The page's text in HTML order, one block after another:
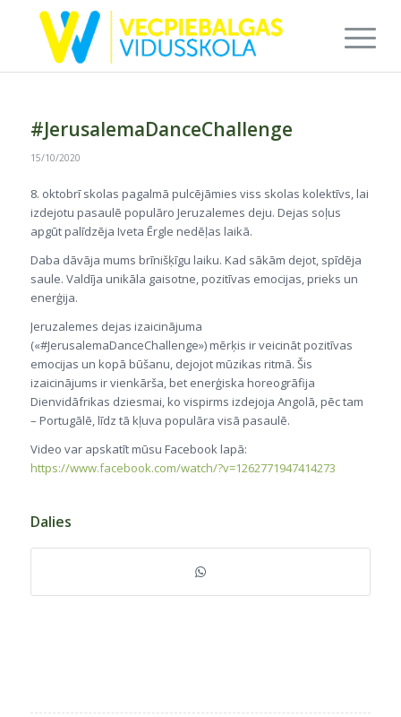
#JerusalemaDanceChallenge
15/10/2020
8. oktobrī skolas pagalmā pulcējāmies viss skolas kolektīvs, lai
izdejotu pasaulē populāro Jeruzalemes deju. Dejas soļus
apgūt palīdzēja Iveta Ērgle nedēļas laikā.
Daba dāvāja mums brīnišķīgu laiku. Kad sākām dejot, spīdēja
saule. Valdīja unikāla gaisotne, pozitīvas emocijas, prieks un
enerģija.
Jeruzalemes dejas izaicinājuma
(«#JerusalemaDanceChallenge») mērķis ir veicināt pozitīvas
emocijas un kopā būšanu, dejojot mūzikas ritmā. Šis
izaicinājums ir vienkārša, bet enerģiska horeogrāfija
Dienvidāfrikas dziesmai, ko vispirms izdejoja Angolā, pēc tam
– Portugālē, līdz tā kļuva populāra visā pasaulē.
Video var apskatīt mūsu Facebook lapā:
https://www.facebook.com/watch/?v=1262771947414273
Dalies